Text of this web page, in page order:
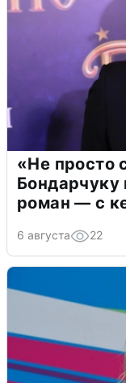
«Не просто
роман — с
6 августа 22